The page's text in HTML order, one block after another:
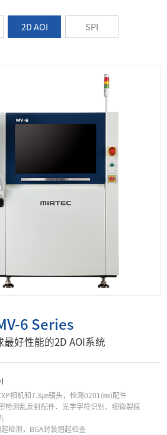
2D AOI SPI
6 Series
最好性能的2D AOI系统
相机和7.3㎛镜头，检测0201(㎜)配件
检测乱反射配件、光学字符识别、细微裂痕
检测，BGA封装翘起检查